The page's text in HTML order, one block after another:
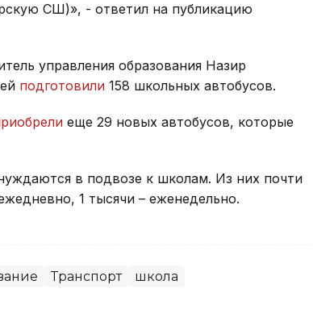
СШ)», - ответил на публикацию
управления образования Назир
подготовили 158 школьных автобусов.
еще 29 новых автобусов, которые
в подвозе к школам. Из них почти
1 тысячи – еженедельно.
Транспорт школа